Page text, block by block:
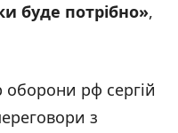
буде потрібно»,
оборони рф сергій
з